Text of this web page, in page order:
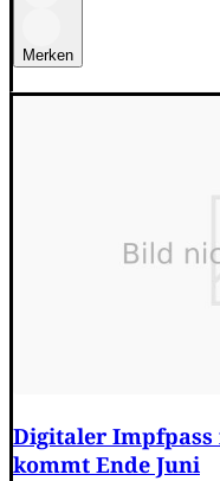
Merken
Digitaler Impfpass
kommt Ende Juni